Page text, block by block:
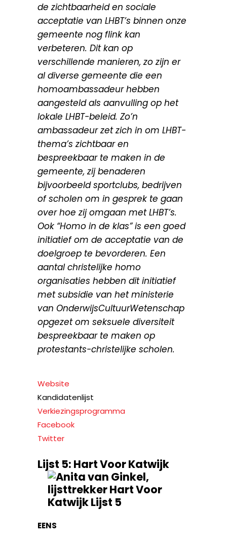
de zichtbaarheid en sociale
acceptatie van LHBT’s binnen onze
gemeente nog flink kan
verbeteren. Dit kan op
verschillende manieren, zo zijn er
al diverse gemeente die een
homoambassadeur hebben
aangesteld als aanvulling op het
lokale LHBT-beleid. Zo’n
ambassadeur zet zich in om LHBT-
thema’s zichtbaar en
bespreekbaar te maken in de
gemeente, zij benaderen
bijvoorbeeld sportclubs, bedrijven
of scholen om in gesprek te gaan
over hoe zij omgaan met LHBT’s.
Ook “Homo in de klas” is een goed
initiatief om de acceptatie van de
doelgroep te bevorderen. Een
aantal christelijke homo
organisaties hebben dit initiatief
met subsidie van het ministerie
van OnderwijsCultuurWetenschap
opgezet om seksuele diversiteit
bespreekbaar te maken op
protestants-christelijke scholen.
Website
Kandidatenlijst
Verkiezingsprogramma
Facebook
Twitter
Lijst 5: Hart Voor Katwijk
EENS